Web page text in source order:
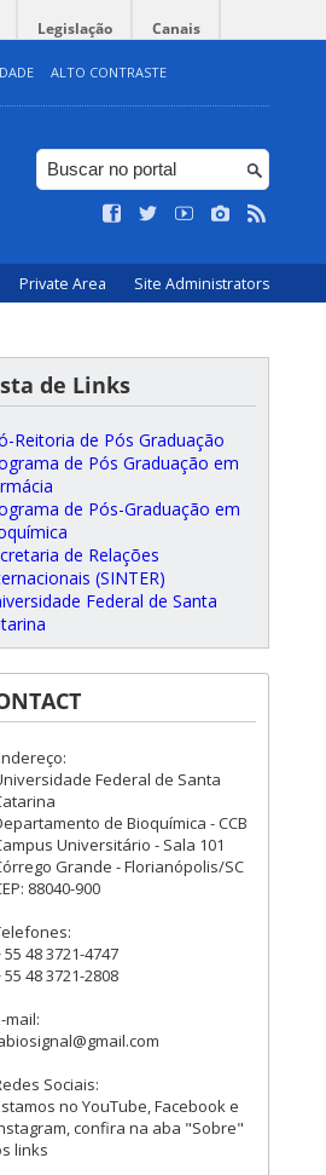
Legislação Canais
ALTO CONTRASTE
Private Area Site Administrators
de Links
Reitoria de Pós Graduação
de Pós Graduação em
de Pós-Graduação em
de Relações
(SINTER)
Federal de Santa
Federal de Santa
de Bioquímica - CCB
Universitário - Sala 101
Grande - Florianópolis/SC
88040-900
55 48 3721-4747
55 48 3721-2808
mail:
Sociais:
no YouTube, Facebook e
confira na aba "Sobre"
links